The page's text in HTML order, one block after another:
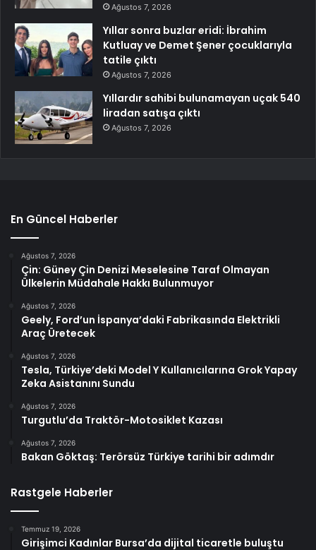
Ağustos 7, 2026
Yıllar sonra buzlar eridi: İbrahim
Kutluay ve Demet Şener çocuklarıyla
tatile çıktı
Ağustos 7, 2026
Yıllardır sahibi bulunamayan uçak 540
liradan satışa çıktı
Ağustos 7, 2026
En Güncel Haberler
Ağustos 7, 2026
Çin: Güney Çin Denizi Meselesine Taraf Olmayan
Ülkelerin Müdahale Hakkı Bulunmuyor
Ağustos 7, 2026
Geely, Ford’un İspanya’daki Fabrikasında Elektrikli
Araç Üretecek
Ağustos 7, 2026
Tesla, Türkiye’deki Model Y Kullanıcılarına Grok Yapay
Zeka Asistanını Sundu
Ağustos 7, 2026
Turgutlu’da Traktör-Motosiklet Kazası
Ağustos 7, 2026
Bakan Göktaş: Terörsüz Türkiye tarihi bir adımdır
Rastgele Haberler
Temmuz 19, 2026
Girişimci Kadınlar Bursa’da dijital ticaretle buluştu